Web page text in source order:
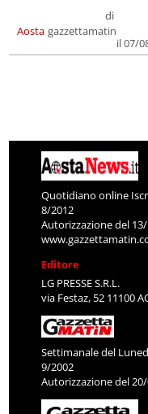
Aosta
di
gazzettamatin
il 07/
Quotidiano online
8/2012
Autorizzazione del
Editore
LG PRESSE S.R.L.
via Festaz, 52 11100
Settimanale del
9/2002
Autorizzazione del